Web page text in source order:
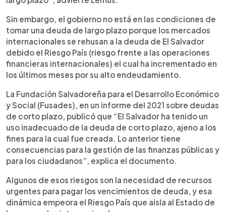
Sin embargo, el gobierno no está en las condiciones de
tomar una deuda de largo plazo porque los mercados
internacionales se rehusan a la deuda de El Salvador
debido el Riesgo País (riesgo frente a las operaciones
financieras internacionales) el cual ha incrementado en
los últimos meses por su alto endeudamiento.
La Fundación Salvadoreña para el Desarrollo Económico
y Social (Fusades), en un informe del 2021 sobre deudas
de corto plazo, publicó que “El Salvador ha tenido un
uso inadecuado de la deuda de corto plazo, ajeno a los
fines para la cual fue creada. Lo anterior tiene
consecuencias para la gestión de las finanzas públicas y
para los ciudadanos”, explica el documento.
Algunos de esos riesgos son la necesidad de recursos
urgentes para pagar los vencimientos de deuda, y esa
dinámica empeora el Riesgo País que aisla al Estado de